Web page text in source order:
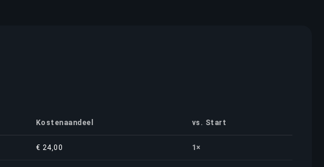
Kostenaandeel vs. Start
€ 24,00 1×